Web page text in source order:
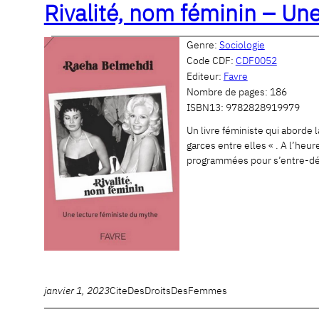
Rivalité, nom féminin –
Genre: Sociologie
Code CDF: CDF0052
Editeur: Favre
Nombre de pages: 186
ISBN13: 9782828919979
Un livre féministe qui
garces entre elles « . A
programmées pour s’entre-
janvier 1, 2023CiteDesDroitsDesFemmes